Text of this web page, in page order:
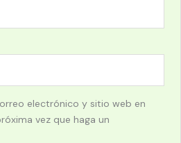
electrónico y sitio web en
vez que haga un